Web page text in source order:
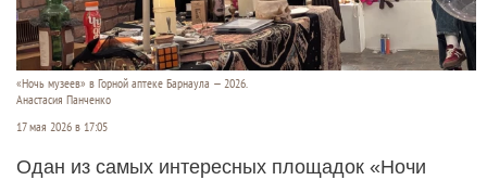
«Ночь музеев» в Горной аптеке Барнаула — 2026.
Анастасия Панченко
17 мая 2026 в 17:05
Одан из самых интересных площадок «Ночи